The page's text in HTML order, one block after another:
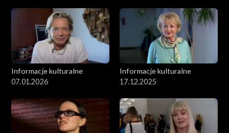
Informacje kulturalne
07.01.2026
Informacje kulturalne
17.12.2025